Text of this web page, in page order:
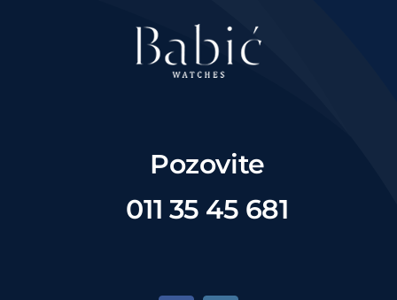
Pozovite
011 35 45 681